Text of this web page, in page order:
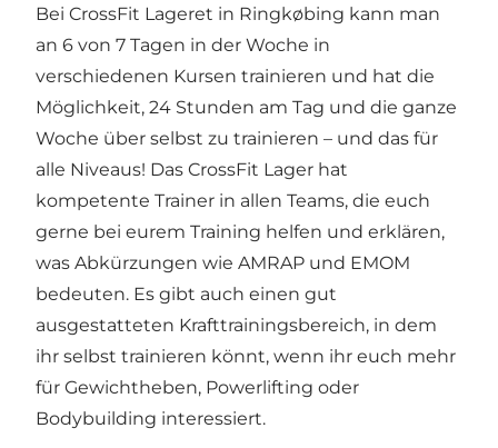
Bei CrossFit Lageret in Ringkøbing kann man
an 6 von 7 Tagen in der Woche in
verschiedenen Kursen trainieren und hat die
Möglichkeit, 24 Stunden am Tag und die ganze
Woche über selbst zu trainieren – und das für
alle Niveaus! Das CrossFit Lager hat
kompetente Trainer in allen Teams, die euch
gerne bei eurem Training helfen und erklären,
was Abkürzungen wie AMRAP und EMOM
bedeuten. Es gibt auch einen gut
ausgestatteten Krafttrainingsbereich, in dem
ihr selbst trainieren könnt, wenn ihr euch mehr
für Gewichtheben, Powerlifting oder
Bodybuilding interessiert.